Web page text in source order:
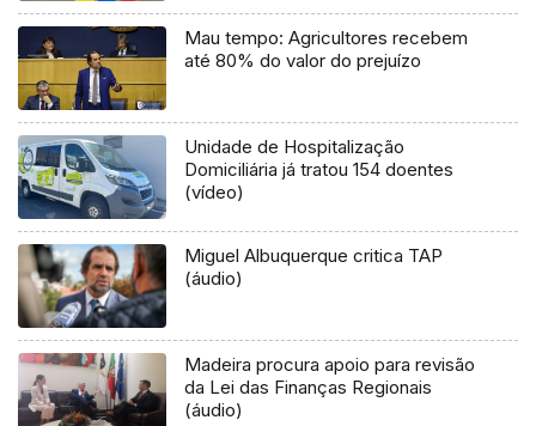
Mau tempo: Agricultores recebem
até 80% do valor do prejuízo
Unidade de Hospitalização
Domiciliária já tratou 154 doentes
(vídeo)
Miguel Albuquerque critica TAP
(áudio)
Madeira procura apoio para revisão
da Lei das Finanças Regionais
(áudio)